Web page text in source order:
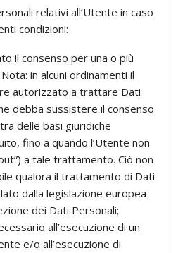
relativi all’Utente in caso
condizioni:
il consenso per una o più
in alcuni ordinamenti il
autorizzato a trattare Dati
debba sussistere il consenso
delle basi giuridiche
fino a quando l’Utente non
a tale trattamento. Ciò non
qualora il trattamento di Dati
dalla legislazione europea
dei Dati Personali;
all’esecuzione di un
e/o all’esecuzione di